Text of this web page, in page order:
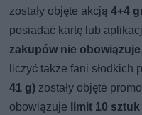
zostały objęte akcją4+4
posiadać kartę lub
zakupów nie obowiązuje
liczyć także fani słodkich
41 g) zostały objęte
obowiązuje limit 10